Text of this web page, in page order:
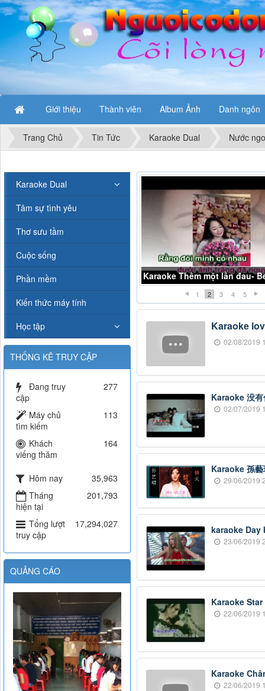
Giới thiệu Thành viên Album Ảnh Danh ngôn
Trang Chủ Tin Tức Karaoke Dual Nước
Karaoke chợt khóc- Beat Midi
1 2 3 4 5
Karaoke
02/08/2019
Karaoke 没
02/07/2019
Karaoke 孫
29/06/2019
karaoke Day
23/06/2019
Karaoke
22/06/2019
Karaoke
22/06/2019
Karaoke Dual
Tâm sự tình yêu
Thơ sưu tầm
Cuộc sống
Phần mềm
Kiến thức máy tính
Học tập
THỐNG KÊ TRUY CẬP
Đang truy
cập
277
Máy chủ
tìm kiếm
113
Khách
viếng thăm
164
Hôm nay
35,963
Tháng
hiện tại
201,793
Tổng lượt
truy cập
17,294,027
QUẢNG CÁO